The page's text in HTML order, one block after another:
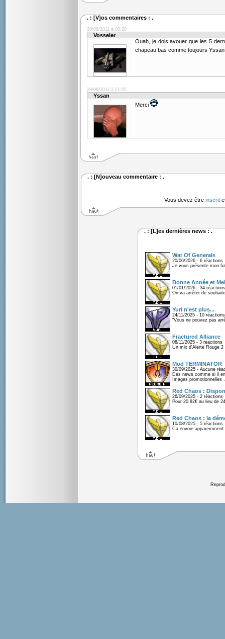
. : [V]os commentaires : .
28/08/2011 à 00:20
Vosseler
Ouah, je dois avouer que les 5
chapeau bas comme toujours
28/08/2011 à 21:05
Yssan
Merci
. : [N]ouveau commentaire : .
Vous devez être inscrit
. : [L]es dernières news : .
War Of Generals
20/06/2026 - 6 réactions
Je vous présente mon
Bonne Année et
01/01/2026 - 34 réactions
On va arrêter de
Yuri n'est plus...
24/11/2025 - 10 réactions
"Vous ne pouvez pas
Fractured Alliance
08/11/2025 - 3 réactions
Un mix d'Alerte Rouge
Mod TERMINATOR
30/09/2025 - Aucune
Des news comme si il
Images promotionnelles .
Red Chaos :
26/09/2025 - 2 réactions
Pour 20.82€ au lieu de
Red Chaos : la
10/08/2025 - 5 réactions
Ca envoie apparemment